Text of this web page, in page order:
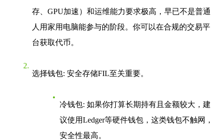
存、GPU加速）和运维能力要求极高，早已不是普通
人用家用电脑能参与的阶段。你可以在合规的交易平
台获取代币。
选择钱包: 安全存储FIL至关重要。
冷钱包: 如果你打算长期持有且金额较大，建
议使用Ledger等硬件钱包，这类钱包不触网，
安全性最高。